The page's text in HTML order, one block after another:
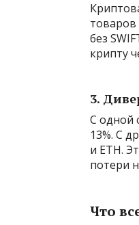
товаров
без
крипту
3.
С одной
13%. С
и ETH.
потери
Что